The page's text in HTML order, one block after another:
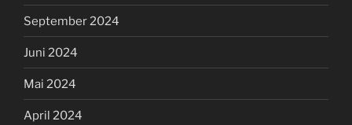
September 2024
Juni 2024
Mai 2024
April 2024